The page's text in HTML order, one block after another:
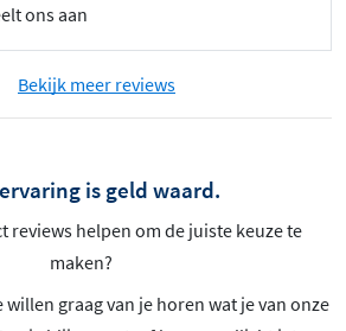
ons aan
Bekijk meer reviews
is geld waard.
reviews helpen om de juiste keuze te
maken?
graag van je horen wat je van onze